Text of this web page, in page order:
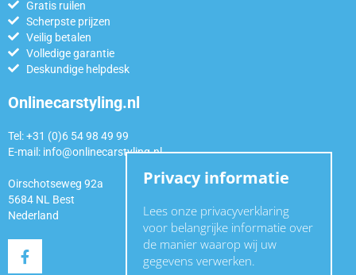
Gratis ruilen
Scherpste prijzen
Veilig betalen
Volledige garantie
Deskundige helpdesk
Onlinecarstyling.nl
Tel: +31 (0)6 54 98 49 99
E-mail: info@onlinecarstyling.nl
Oirschotseweg 92a
5684 NL Best
Nederland
Privacy informatie
Lees onze privacyverklaring
voor belangrijke informatie over
de manier waarop wij uw
gegevens verwerken.